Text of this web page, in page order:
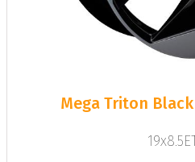
Mega Triton